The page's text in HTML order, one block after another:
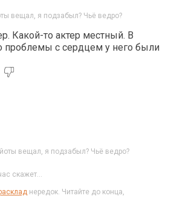
вещал, я подзабыл? Чьё ведро?
Какой-то актер местный. В
проблемы с сердцем у него были
вещал, я подзабыл? Чьё ведро?
скажет…
нередок. Читайте до конца,